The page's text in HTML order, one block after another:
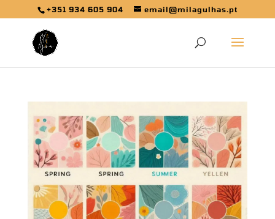
+351 934 605 904 email@milagulhas.pt